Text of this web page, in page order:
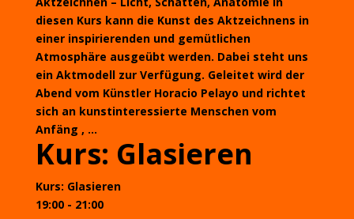
diesen Kurs kann die Kunst des Aktzeichnens in
einer inspirierenden und gemütlichen
Atmosphäre ausgeübt werden. Dabei steht uns
ein Aktmodell zur Verfügung. Geleitet wird der
Abend vom Künstler Horacio Pelayo und richtet
sich an kunstinteressierte Menschen vom
Anfäng , ...
Kurs: Glasieren
Kurs: Glasieren
19:00 - 21:00